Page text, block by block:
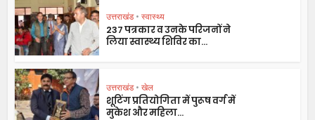
उत्तराखंड • स्वास्थ्य
237 पत्रकार व उनके परिजनों ने
लिया स्वास्थ्य शिविर का...
उत्तराखंड • खेल
शूटिंग प्रतियोगिता में पुरूष वर्ग में
मुकेश और महिला...